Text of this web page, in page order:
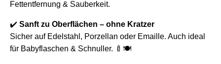
Fettentfernung & Sauberkeit.
✔️ Sanft zu Oberflächen – ohne Kratzer
Sicher auf Edelstahl, Porzellan oder Emaille. Auch ideal
für Babyflaschen & Schnuller. 🍼🍽️